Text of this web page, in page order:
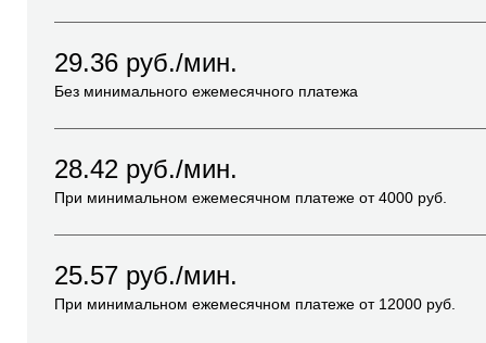
29.36 руб./мин.
Без минимального ежемесячного платежа
28.42 руб./мин.
При минимальном ежемесячном платеже от4000 руб.
25.57 руб./мин.
При минимальном ежемесячном платеже от 12000 руб.